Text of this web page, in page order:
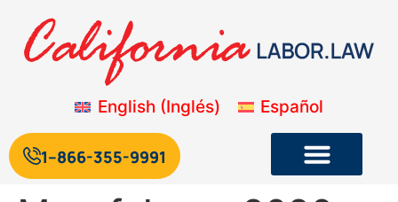
English (Inglés) Español
1--866-355-9991